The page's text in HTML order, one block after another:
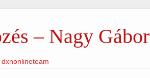
– Nagy Gábor
dxnonlineteam